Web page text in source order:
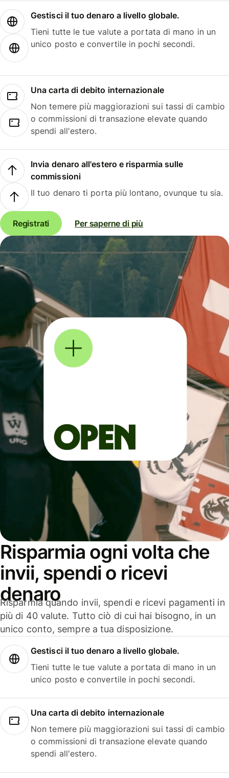
Gestisci il tuo denaro a livello globale.
Tieni tutte le tue valute a portata di mano in un
unico posto e convertile in pochi secondi.
Una carta di debito internazionale
Non temere più maggiorazioni sui tassi di cambio
o commissioni di transazione elevate quando
spendi all'estero.
Invia denaro all'estero e risparmia sulle
commissioni
Il tuo denaro ti porta più lontano, ovunque tu sia.
Registrati Per saperne di più
Risparmia ogni volta che
invii, spendi o ricevi
denaro
Risparmia quando invii, spendi e ricevi pagamenti in
più di 40 valute. Tutto ciò di cui hai bisogno, in un
unico conto, sempre a tua disposizione.
Gestisci il tuo denaro a livello globale.
Tieni tutte le tue valute a portata di mano in un
unico posto e convertile in pochi secondi.
Una carta di debito internazionale
Non temere più maggiorazioni sui tassi di cambio
o commissioni di transazione elevate quando
spendi all'estero.